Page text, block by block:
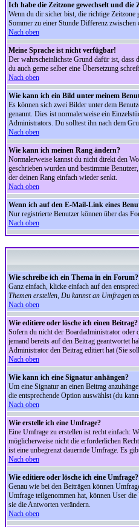
Ich habe die Zeitzone gewechselt und die
Wenn du dir sicher bist, die richtige Zeitzone
Sommer zu einer Stunde Differenz
Nach oben
Meine Sprache ist nicht verfügbar!
Der wahrscheinlichste Grund dafür ist, dass
du auch gerne selber eine Übersetzung
Nach oben
Wie kann ich ein Bild unter meinem
Es können sich zwei Bilder unter dem
genannt. Dies ist normalerweise ein
Administrators. Du solltest ihn nach dem
Nach oben
Wie kann ich meinen Rang ändern?
Normalerweise kannst du nicht direkt den
geschrieben wurden und bestimmte
der deinen Rang einfach wieder senkt.
Nach oben
Wenn ich auf den E-Mail-Link eines
Nur registrierte Benutzer können über das
Nach oben
Wie schreibe ich ein Thema in ein Forum?
Ganz einfach, klicke einfach auf den
Themen erstellen, Du kannst an Umfragen
Nach oben
Wie editiere oder lösche ich einen Beitrag?
Sofern du nicht der Boardadministrator oder
jemand bereits auf den Beitrag geantwortet
Administrator den Beitrag editiert hat (Sie
Nach oben
Wie kann ich eine Signatur anhängen?
Um eine Signatur an einen Beitrag
die entsprechende Option auswählst (du
Nach oben
Wie erstelle ich eine Umfrage?
Eine Umfrage zu erstellen ist recht einfach:
möglicherweise nicht die erforderlichen
ist eine unbegrenzt dauernde Umfrage. Es
Nach oben
Wie editiere oder lösche ich eine Umfrage?
Genau wie bei den Beiträgen können
Umfrage teilgenommen hat, können User
sie die Antworten verändern.
Nach oben